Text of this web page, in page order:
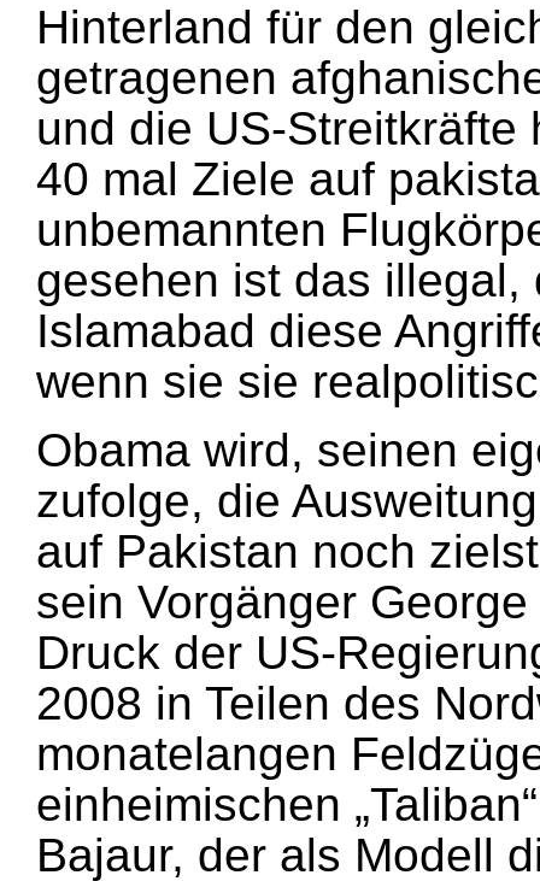
Hinterland für den
getragenen
und die US-Streitkräfte
40 mal Ziele auf
unbemannten
gesehen ist das
Islamabad diese
wenn sie sie
Obama wird, seinen
zufolge, die
auf Pakistan noch
sein Vorgänger
Druck der US-
2008 in Teilen des
monatelangen
einheimischen
Bajaur, der als Modell